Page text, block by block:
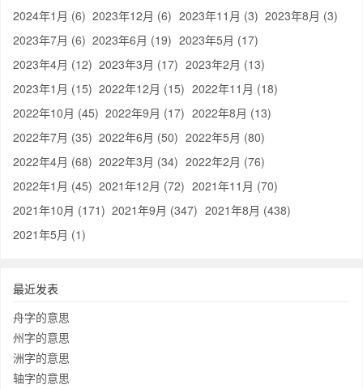
2024年1月 (6) 2023年12月 (6) 2023年11月 (3) 2023年8月 (3)
2023年7月 (6) 2023年6月 (19) 2023年5月 (17)
2023年4月 (12) 2023年3月 (17) 2023年2月 (13)
2023年1月 (15) 2022年12月 (15) 2022年11月 (18)
2022年10月 (45) 2022年9月 (17) 2022年8月 (13)
2022年7月 (35) 2022年6月 (50) 2022年5月 (80)
2022年4月 (68) 2022年3月 (34) 2022年2月 (76)
2022年1月 (45) 2021年12月 (72) 2021年11月 (70)
2021年10月 (171) 2021年9月 (347) 2021年8月 (438)
2021年5月 (1)
最近发表
舟字的意思
州字的意思
洲字的意思
轴字的意思